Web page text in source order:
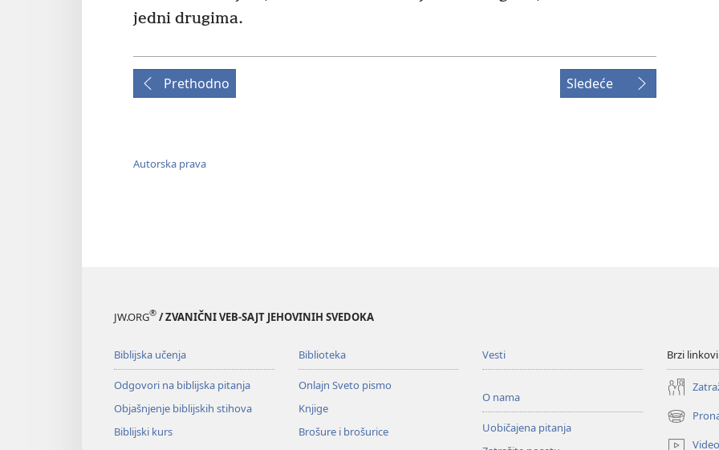
jedni drugima.
Prethodno Sledeće
Autorska prava
JW.ORG® / ZVANIČNI VEB-SAJT JEHOVINIH SVEDOKA
Biblijska učenja
Odgovori na biblijska pitanja
Objašnjenje biblijskih stihova
Biblijski kurs
Biblioteka
Onlajn Sveto pismo
Knjige
Brošure i brošurice
Vesti
O nama
Uobičajena pitanja
Brzi linkovi
(otvara
novi